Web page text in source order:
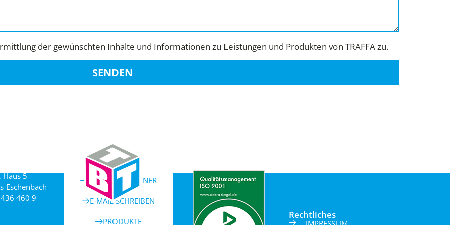
der gewünschten Inhalte und Informationen zu Leistungen und Produkten von TRAFFA zu.
SENDEN
Haus 5
Eschenbach
460 9
ANSPRECHPARTNER
E-MAIL SCHREIBEN
PRODUKTE
Rechtliches